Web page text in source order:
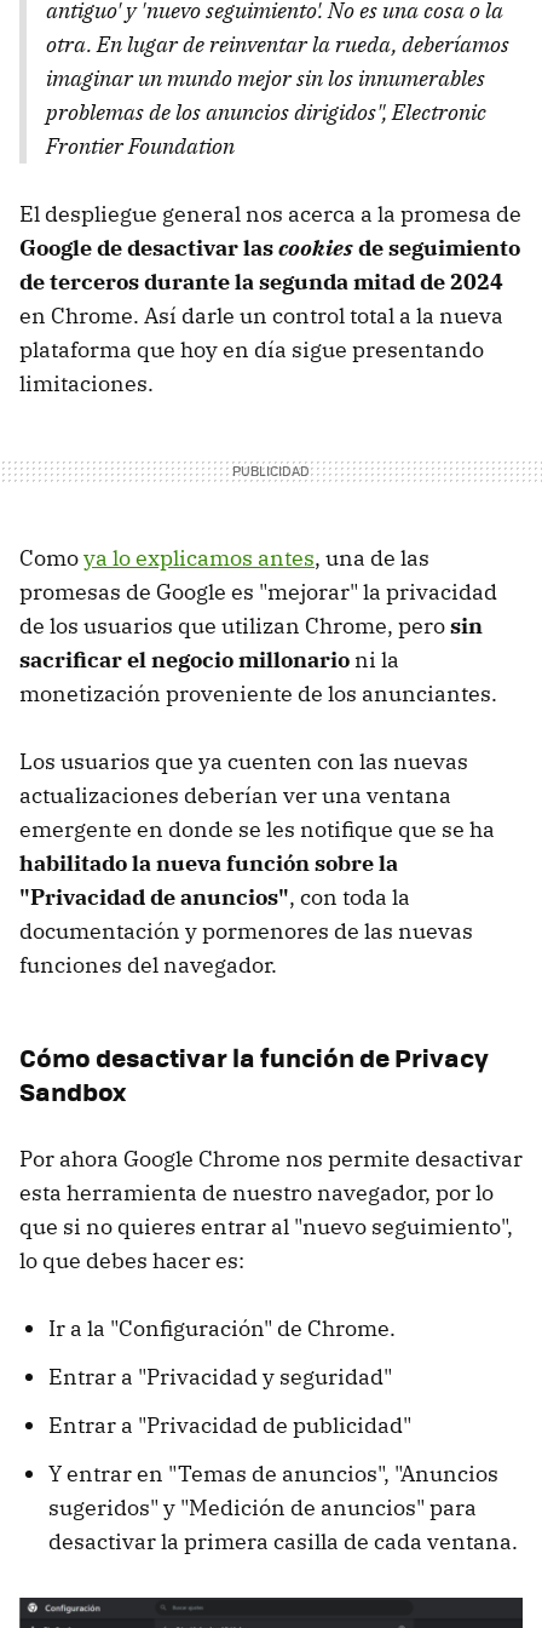
antiguo' y 'nuevo seguimiento'. No es una cosa o la
otra. En lugar de reinventar la rueda, deberíamos
imaginar un mundo mejor sin los innumerables
problemas de los anuncios dirigidos", Electronic
Frontier Foundation
El despliegue general nos acerca a la promesa de
Google de desactivar lascookiesde seguimiento
de terceros durante la segunda mitad de 2024
en Chrome. Así darle un control total a la nueva
plataforma que hoy en día sigue presentando
limitaciones.
Comoya lo explicamos antes, una de las
promesas de Google es "mejorar" la privacidad
de los usuarios que utilizan Chrome, perosin
sacrificar el negocio millonario ni la
monetización proveniente de los anunciantes.
Los usuarios que ya cuenten con las nuevas
actualizaciones deberían ver una ventana
emergente en donde se les notifique que se ha
habilitado la nueva función sobre la
"Privacidad de anuncios", con toda la
documentación y pormenores de las nuevas
funciones del navegador.
Cómo desactivar la función de Privacy
Sandbox
Por ahora Google Chrome nos permite desactivar
esta herramienta de nuestro navegador, por lo
que si no quieres entrar al "nuevo seguimiento",
lo que debes hacer es:
Ir a la "Configuración" de Chrome.
Entrar a "Privacidad y seguridad"
Entrar a "Privacidad de publicidad"
Y entrar en "Temas de anuncios", "Anuncios
sugeridos" y "Medición de anuncios" para
desactivar la primera casilla de cada ventana.